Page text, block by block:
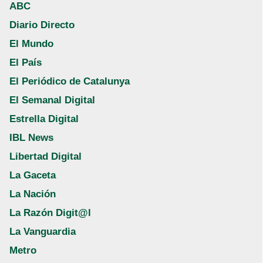
ABC
Diario Directo
El Mundo
El País
El Periódico de Catalunya
El Semanal Digital
Estrella Digital
IBL News
Libertad Digital
La Gaceta
La Nación
La Razón Digit@l
La Vanguardia
Metro